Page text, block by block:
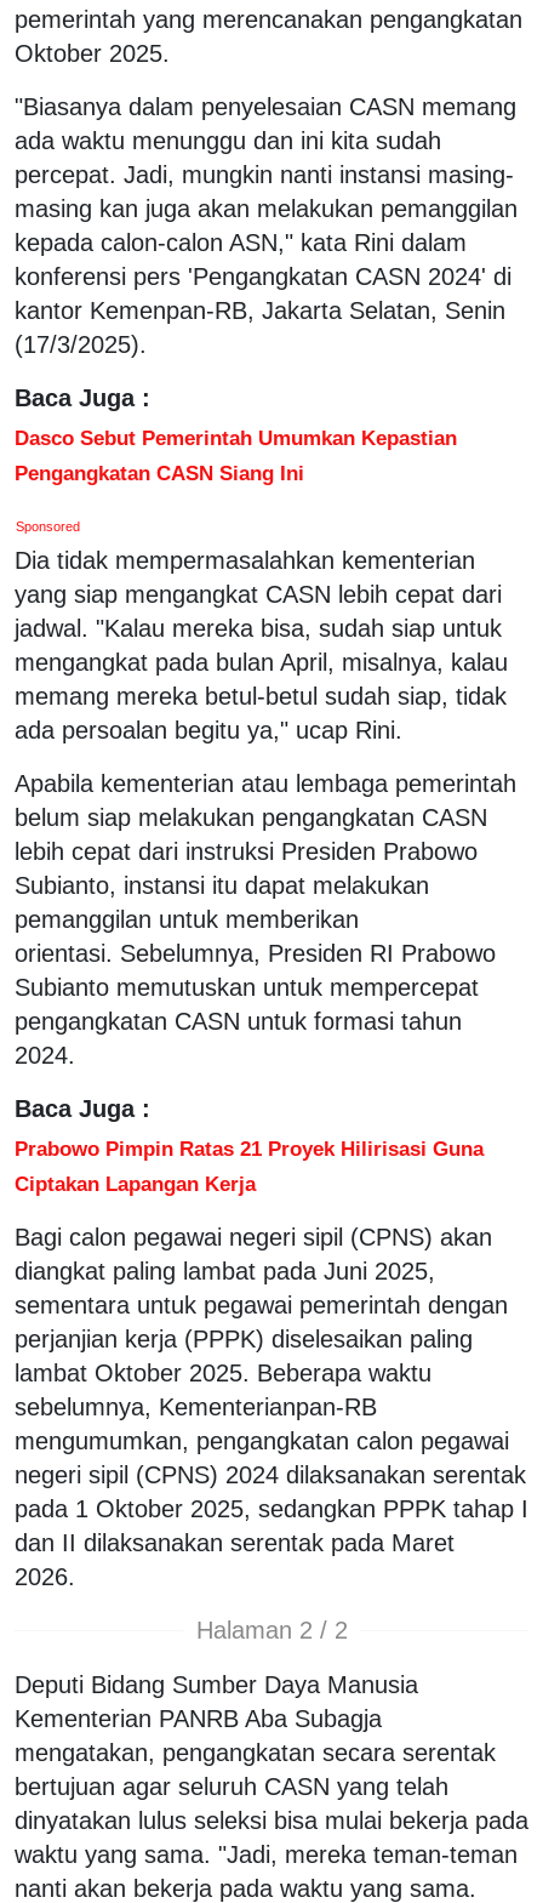
pemerintah yang merencanakan pengangkatan
Oktober 2025.
"Biasanya dalam penyelesaian CASN memang
ada waktu menunggu dan ini kita sudah
percepat. Jadi, mungkin nanti instansi masing-
masing kan juga akan melakukan pemanggilan
kepada calon-calon ASN," kata Rini dalam
konferensi pers 'Pengangkatan CASN 2024' di
kantor Kemenpan-RB, Jakarta Selatan, Senin
(17/3/2025).
Baca Juga :
Dasco Sebut Pemerintah Umumkan Kepastian
Pengangkatan CASN Siang Ini
Sponsored
Dia tidak mempermasalahkan kementerian
yang siap mengangkat CASN lebih cepat dari
jadwal. "Kalau mereka bisa, sudah siap untuk
mengangkat pada bulan April, misalnya, kalau
memang mereka betul-betul sudah siap, tidak
ada persoalan begitu ya," ucap Rini.
Apabila kementerian atau lembaga pemerintah
belum siap melakukan pengangkatan CASN
lebih cepat dari instruksi Presiden Prabowo
Subianto, instansi itu dapat melakukan
pemanggilan untuk memberikan
orientasi. Sebelumnya, Presiden RI Prabowo
Subianto memutuskan untuk mempercepat
pengangkatan CASN untuk formasi tahun
2024.
Baca Juga :
Prabowo Pimpin Ratas 21 Proyek Hilirisasi Guna
Ciptakan Lapangan Kerja
Bagi calon pegawai negeri sipil (CPNS) akan
diangkat paling lambat pada Juni 2025,
sementara untuk pegawai pemerintah dengan
perjanjian kerja (PPPK) diselesaikan paling
lambat Oktober 2025. Beberapa waktu
sebelumnya, Kementerianpan-RB
mengumumkan, pengangkatan calon pegawai
negeri sipil (CPNS) 2024 dilaksanakan serentak
pada 1 Oktober 2025, sedangkan PPPK tahap I
dan II dilaksanakan serentak pada Maret
2026.
Halaman 2 / 2
Deputi Bidang Sumber Daya Manusia
Kementerian PANRB Aba Subagja
mengatakan, pengangkatan secara serentak
bertujuan agar seluruh CASN yang telah
dinyatakan lulus seleksi bisa mulai bekerja pada
waktu yang sama. "Jadi, mereka teman-teman
nanti akan bekerja pada waktu yang sama.